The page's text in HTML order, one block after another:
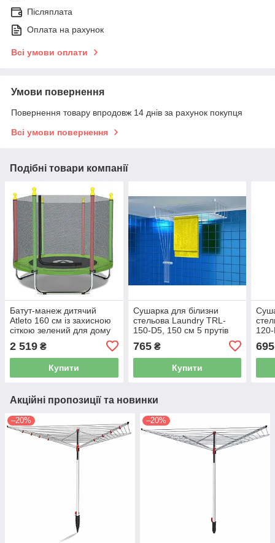
Післяплата
Оплата на рахунок
Всі умови оплати
Умови повернення
Повернення товару впродовж 14 днів за рахунок покупця
Всі умови повернення
Подібні товари компанії
Батут-манеж дитячий
Atleto 160 см із захисною
сіткою зелений для дому
2 519 ₴
Купити
Сушарка для білизни
стельова Laundry TRL-
150-D5, 150 см 5 прутів
765₴
Купити
695
Акційні пропозиції та новинки
–20% –20%